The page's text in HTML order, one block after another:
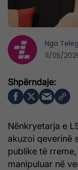
Nënkryetarja e
akuzoi qeverinë
publike të
manipuluar në
Nga
11/05/